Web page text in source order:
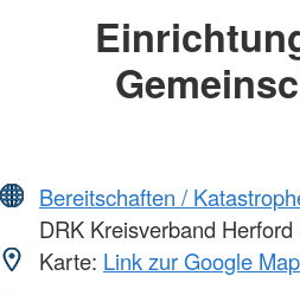
Bereitschaften /
DRK Kreisverband Herford
Karte: Link zur Google